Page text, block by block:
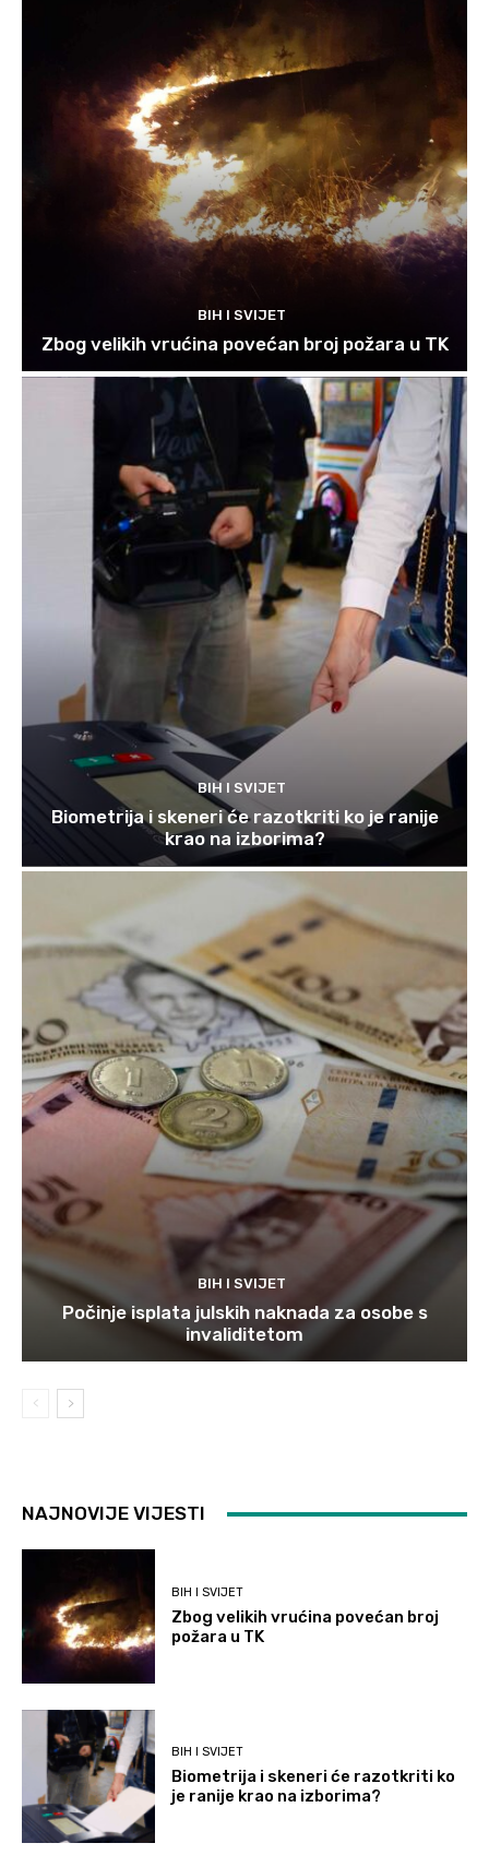
BIH I SVIJET
Zbog velikih vrućina povećan broj požara u TK
BIH I SVIJET
Biometrija i skeneri će razotkriti ko je ranije
krao na izborima?
BIH I SVIJET
Počinje isplata julskih naknada za osobe s
invaliditetom
NAJNOVIJE VIJESTI
BIH I SVIJET
Zbog velikih vrućina povećan broj
požara u TK
BIH I SVIJET
Biometrija i skeneri će razotkriti ko
je ranije krao na izborima?